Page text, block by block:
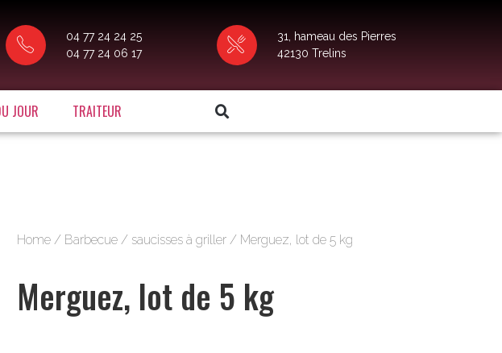
04 77 24 24 25
04 77 24 06 17
31, hameau des Pierres
42130 Trelins
JOUR TRAITEUR
Home / Barbecue / saucisses à griller / Merguez, lot de 5 kg
Merguez, lot de 5 kg